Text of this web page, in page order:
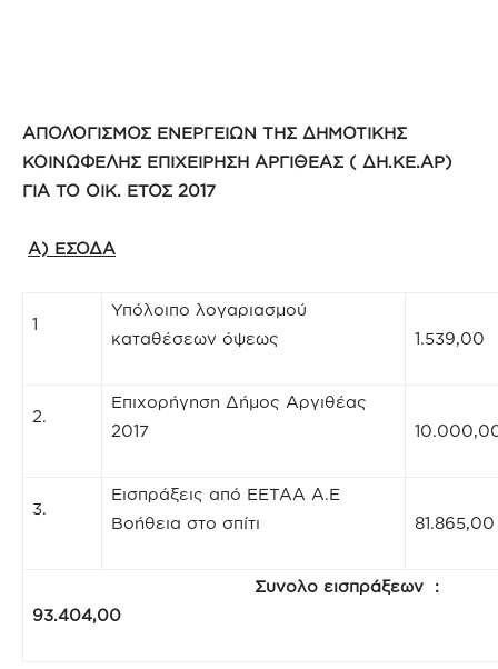
ΑΠΟΛΟΓΙΣΜΟΣ ΕΝΕΡΓΕΙΩΝ ΤΗΣ ΔΗΜΟΤΙΚΗΣ
ΚΟΙΝΩΦΕΛΗΣ ΕΠΙΧΕΙΡΗΣΗ ΑΡΓΙΘΕΑΣ ( ΔΗ.ΚΕ.ΑΡ)
ΓΙΑ ΤΟ ΟΙΚ. ΕΤΟΣ 2017
Α) ΕΣΟΔΑ
1
Υπόλοιπο λογαριασμού
καταθέσεων όψεως
1.539,00
2.
Επιχορήγηση Δήμος Αργιθέας
2017
3.
Εισπράξεις από ΕΕΤΑΑ Α.Ε
Βοήθεια στο σπίτι
81.865,00
Συνολο εισπράξεων
: